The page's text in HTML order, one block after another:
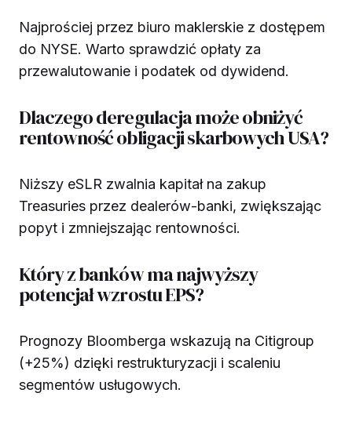
Najprościej przez biuro maklerskie z dostępem
do NYSE. Warto sprawdzić opłaty za
przewalutowanie i podatek od dywidend.
Dlaczego deregulacja może obniżyć
rentowność obligacji skarbowych USA?
Niższy eSLR zwalnia kapitał na zakup
Treasuries przez dealerów-banki, zwiększając
popyt i zmniejszając rentowności.
Który z banków ma najwyższy
potencjał wzrostu EPS?
Prognozy Bloomberga wskazują na Citigroup
(+25%) dzięki restrukturyzacji i scaleniu
segmentów usługowych.